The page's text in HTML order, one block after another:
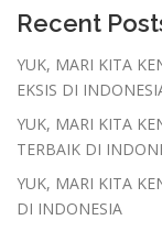
Recent
YUK, MARI KITA
EKSIS DI
YUK, MARI KITA
TERBAIK DI
YUK, MARI KITA
DI INDONESIA